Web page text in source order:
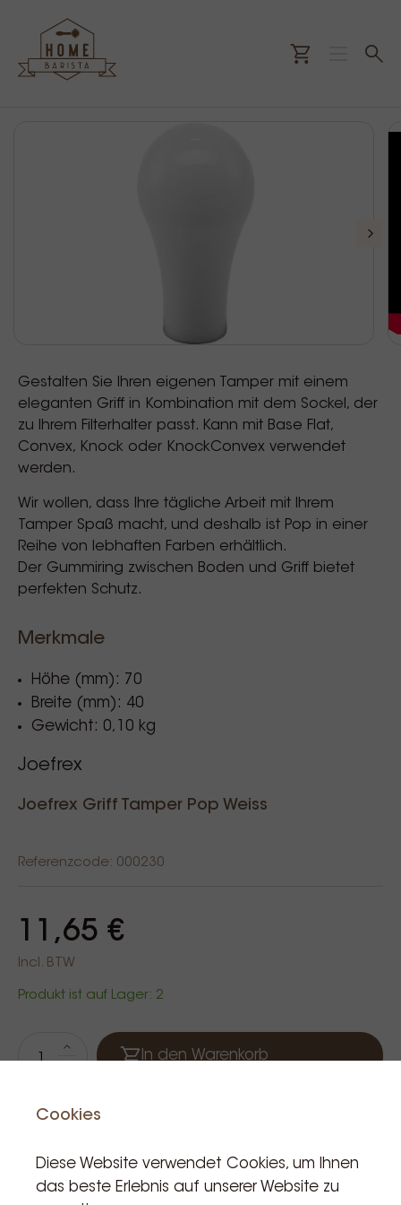
Gestalten Sie Ihren eigenen Tamper mit einem
eleganten Griff in Kombination mit dem Sockel, der
zu Ihrem Filterhalter passt. Kann mit Base Flat,
Convex, Knock oder KnockConvex verwendet
werden.
Wir wollen, dass Ihre tägliche Arbeit mit Ihrem
Tamper Spaß macht, und deshalb ist Pop in einer
Reihe von lebhaften Farben erhältlich.
Der Gummiring zwischen Boden und Griff bietet
perfekten Schutz.
Merkmale
Höhe (mm): 70
Breite (mm): 40
Gewicht: 0,10 kg
Joefrex
Joefrex Griff Tamper Pop Weiss
Referenzcode: 000230
11,65 €
Incl. BTW
Produkt ist auf Lager: 2
In den Warenkorb
Cookies
Diese Website verwendet Cookies, um Ihnen
das beste Erlebnis auf unserer Website zu